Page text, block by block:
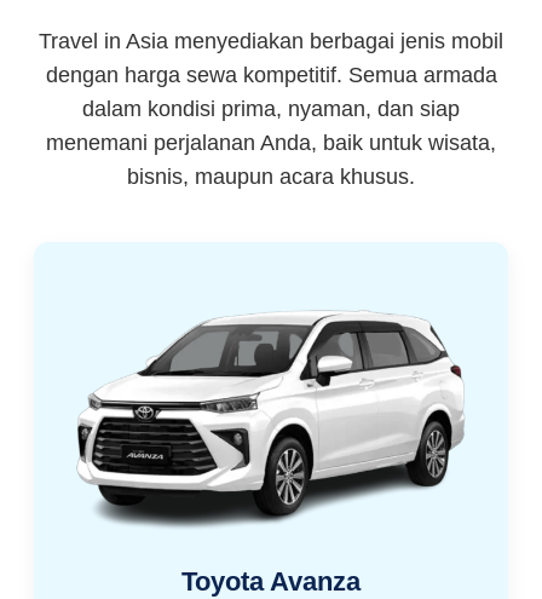
Travel in Asia menyediakan berbagai jenis mobil
dengan harga sewa kompetitif. Semua armada
dalam kondisi prima, nyaman, dan siap
menemani perjalanan Anda, baik untuk wisata,
bisnis, maupun acara khusus.
Toyota Avanza